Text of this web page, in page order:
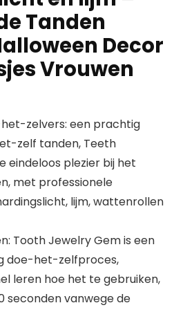
Tanden
Decor
Vrouwen
zelvers: een prachtig
zelf tanden, Teeth
eindeloos plezier bij het
met professionele
lijm, wattenrollen
Tooth Jewelry Gem is een
doe-het-zelfproces,
leren hoe het te gebruiken,
seconden vanwege de